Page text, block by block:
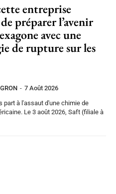
entreprise
préparer l’avenir
avec une
de rupture sur les
- 7 Août 2026
part à l'assaut d'une chimie de
(filiale à